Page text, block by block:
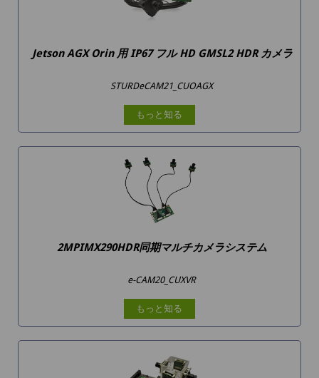
Jetson AGX Orin 用 IP67 フル HD GMSL2 HDR カメラ
STURDeCAM21_CUOAGX
もっと知る
2MPIMX290HDR同期マルチカメラシステム
e-CAM20_CUXVR
もっと知る